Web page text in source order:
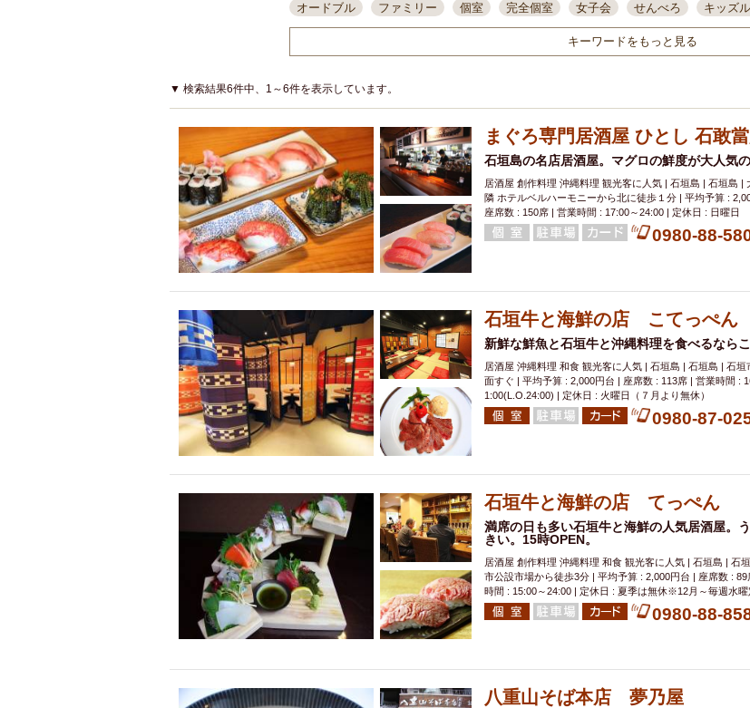
オードブル
ファミリー 個室 完全個室 女子会 せんべろ キッズ
一人飲み 誕生日 大人数
接待・会食
ちょい飲み コスパ最高 肉料理 模合 インスタ映え
結婚式二次会
夜10時以降入店可
県産魚 焼鳥 忘年会コース レモンサワー 観光客
貸切可
大部屋20名 落ち着いた空間 4000円台コース 合コン オリオ
カード可
厳選日本酒 鮮魚 大衆酒場 ノンアルコールビール ウィス
3000円台コース
ピザ 焼酎 カラオケ デリバリー 寿司 クリスマ
アサヒスーパードライ
県庁前駅周辺 大部屋40名 旭橋駅周辺 沖縄料理
大部屋50名以上～
オリオン 海ぶどう パスタ 民謡・生演奏 気軽に
ハッピーアワー
アグー豚
キリン一番搾り
エビ カレー チャージ無し 牡蠣 夜景・景色◎
アレルギー対応可能
牧志駅周辺 ペット同伴 ビアガーデン チーズ
ダイエット中におススメ
沖縄そば 串揚げ バレンタイン 立ち飲み
ソファー
激辛料理 石垣牛 アヒージョ アサヒ 割烹 女性専用ト
ファーストフード
スペシャルディナー ホルモン(もつ) 炭火焼 ペイディ
スクリーン
スペインバル・イタリアンバール
餃子
キリン 分煙 少人数貸切(15名以下から) 島野菜
ホッピー
焼肉 電気ブラン エビスビール ウェディング 58KACHA-
マイク
サッポロ 昼宴会 イベリコ豚 山盛、メガ盛り
市立病院前駅周辺
中華 お好み焼き・もんじゃ オーガニック プレミア
綺麗orお洒落なトイレ
ランチバイキング フルーツハイボール 飲み比べセ
クラフトビール
鉄板焼き 幹事様特典 おばんざい チーズタッカルビ
壺川駅周辺
秋限定メニュー
ラクレット
赤嶺駅周辺 シードル 那覇空港駅周辺 儀保駅周辺
キーワードをもっと見る
▼ 検索結果6件中、1～6件を表示しています。
まぐろ専門居酒屋 ひとし 石敢
石垣島の名店居酒屋。マグロの鮮度が大人気
居酒屋 創作料理 沖縄料理 観光客に人気 | 石垣島 | 石垣島 |
隣 ホテルベルハーモニーから北に徒歩１分 | 平均予算 :
座席数 : 150席 | 営業時間 : 17:00～24:00 | 定休日 : 日曜日
0980-88-
石垣牛と海鮮の店 こてっぺん
新鮮な鮮魚と石垣牛と沖縄料理を食べるならこ
居酒屋 沖縄料理 和食 観光客に人気 | 石垣島 | 石垣島 | 石垣
面すぐ | 平均予算 : 2,000円台 | 座席数 : 113席 | 営業時間 :
1:00(L.O.24:00) | 定休日 : 火曜日（７月より無休）
0980-87-
石垣牛と海鮮の店 てっぺん
満席の日も多い石垣牛と海鮮の人気居酒屋。
きい。15時OPEN。
居酒屋 創作料理 沖縄料理 和食 観光客に人気 | 石垣島 | 石
市公設市場から徒歩3分 | 平均予算 : 2,000円台 | 座席数 : 89
時間 : 15:00～24:00 | 定休日 : 夏季は無休※12月～毎週水曜
0980-88-
八重山そば本店 夢乃屋